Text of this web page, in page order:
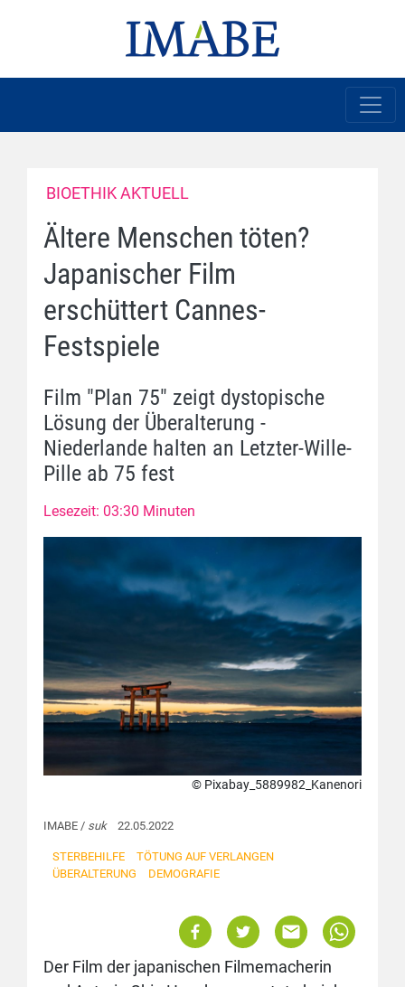
BIOETHIK AKTUELL
Ältere Menschen töten?
Japanischer Film
erschüttert Cannes-
Festspiele
Film "Plan 75" zeigt dystopische
Lösung der Überalterung -
Niederlande halten an Letzter-Wille-
Pille ab 75 fest
Lesezeit: 03:30 Minuten
© Pixabay_5889982_Kanenori
IMABE / suk22.05.2022
STERBEHILFE
TÖTUNG AUF VERLANGEN
ÜBERALTERUNG
DEMOGRAFIE
Der Film der japanischen Filmemacherin